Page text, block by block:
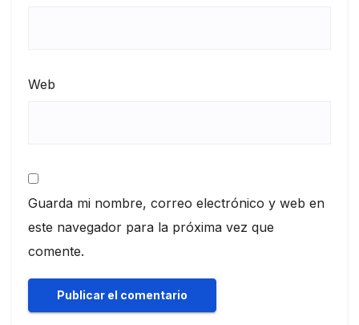
Web
Guarda mi nombre, correo electrónico y web en
este navegador para la próxima vez que
comente.